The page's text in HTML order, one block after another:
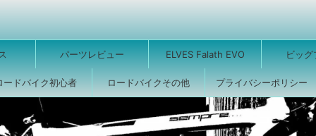
パーツレビュー ELVES Falath EVO ビッグ
ードバイク初心者 ロードバイクその他 プライバシーポリシー